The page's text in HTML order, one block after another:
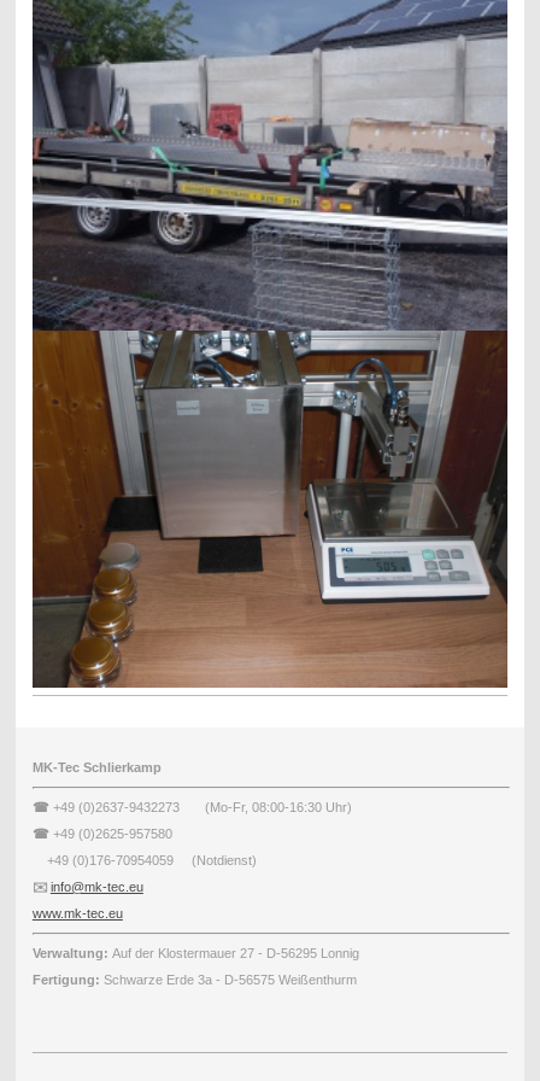
MK-Tec Schlierkamp
☎ +49 (0)2637-9432273 (Mo-Fr, 08:00-16:30 Uhr)
☎ +49 (0)2625-957580
+49 (0)176-70954059 (Notdienst)
✉️ info@mk-tec.eu
www.mk-tec.eu
Verwaltung: Auf der Klostermauer 27 - D-56295 Lonnig
Fertigung: Schwarze Erde 3a - D-56575 Weißenthurm